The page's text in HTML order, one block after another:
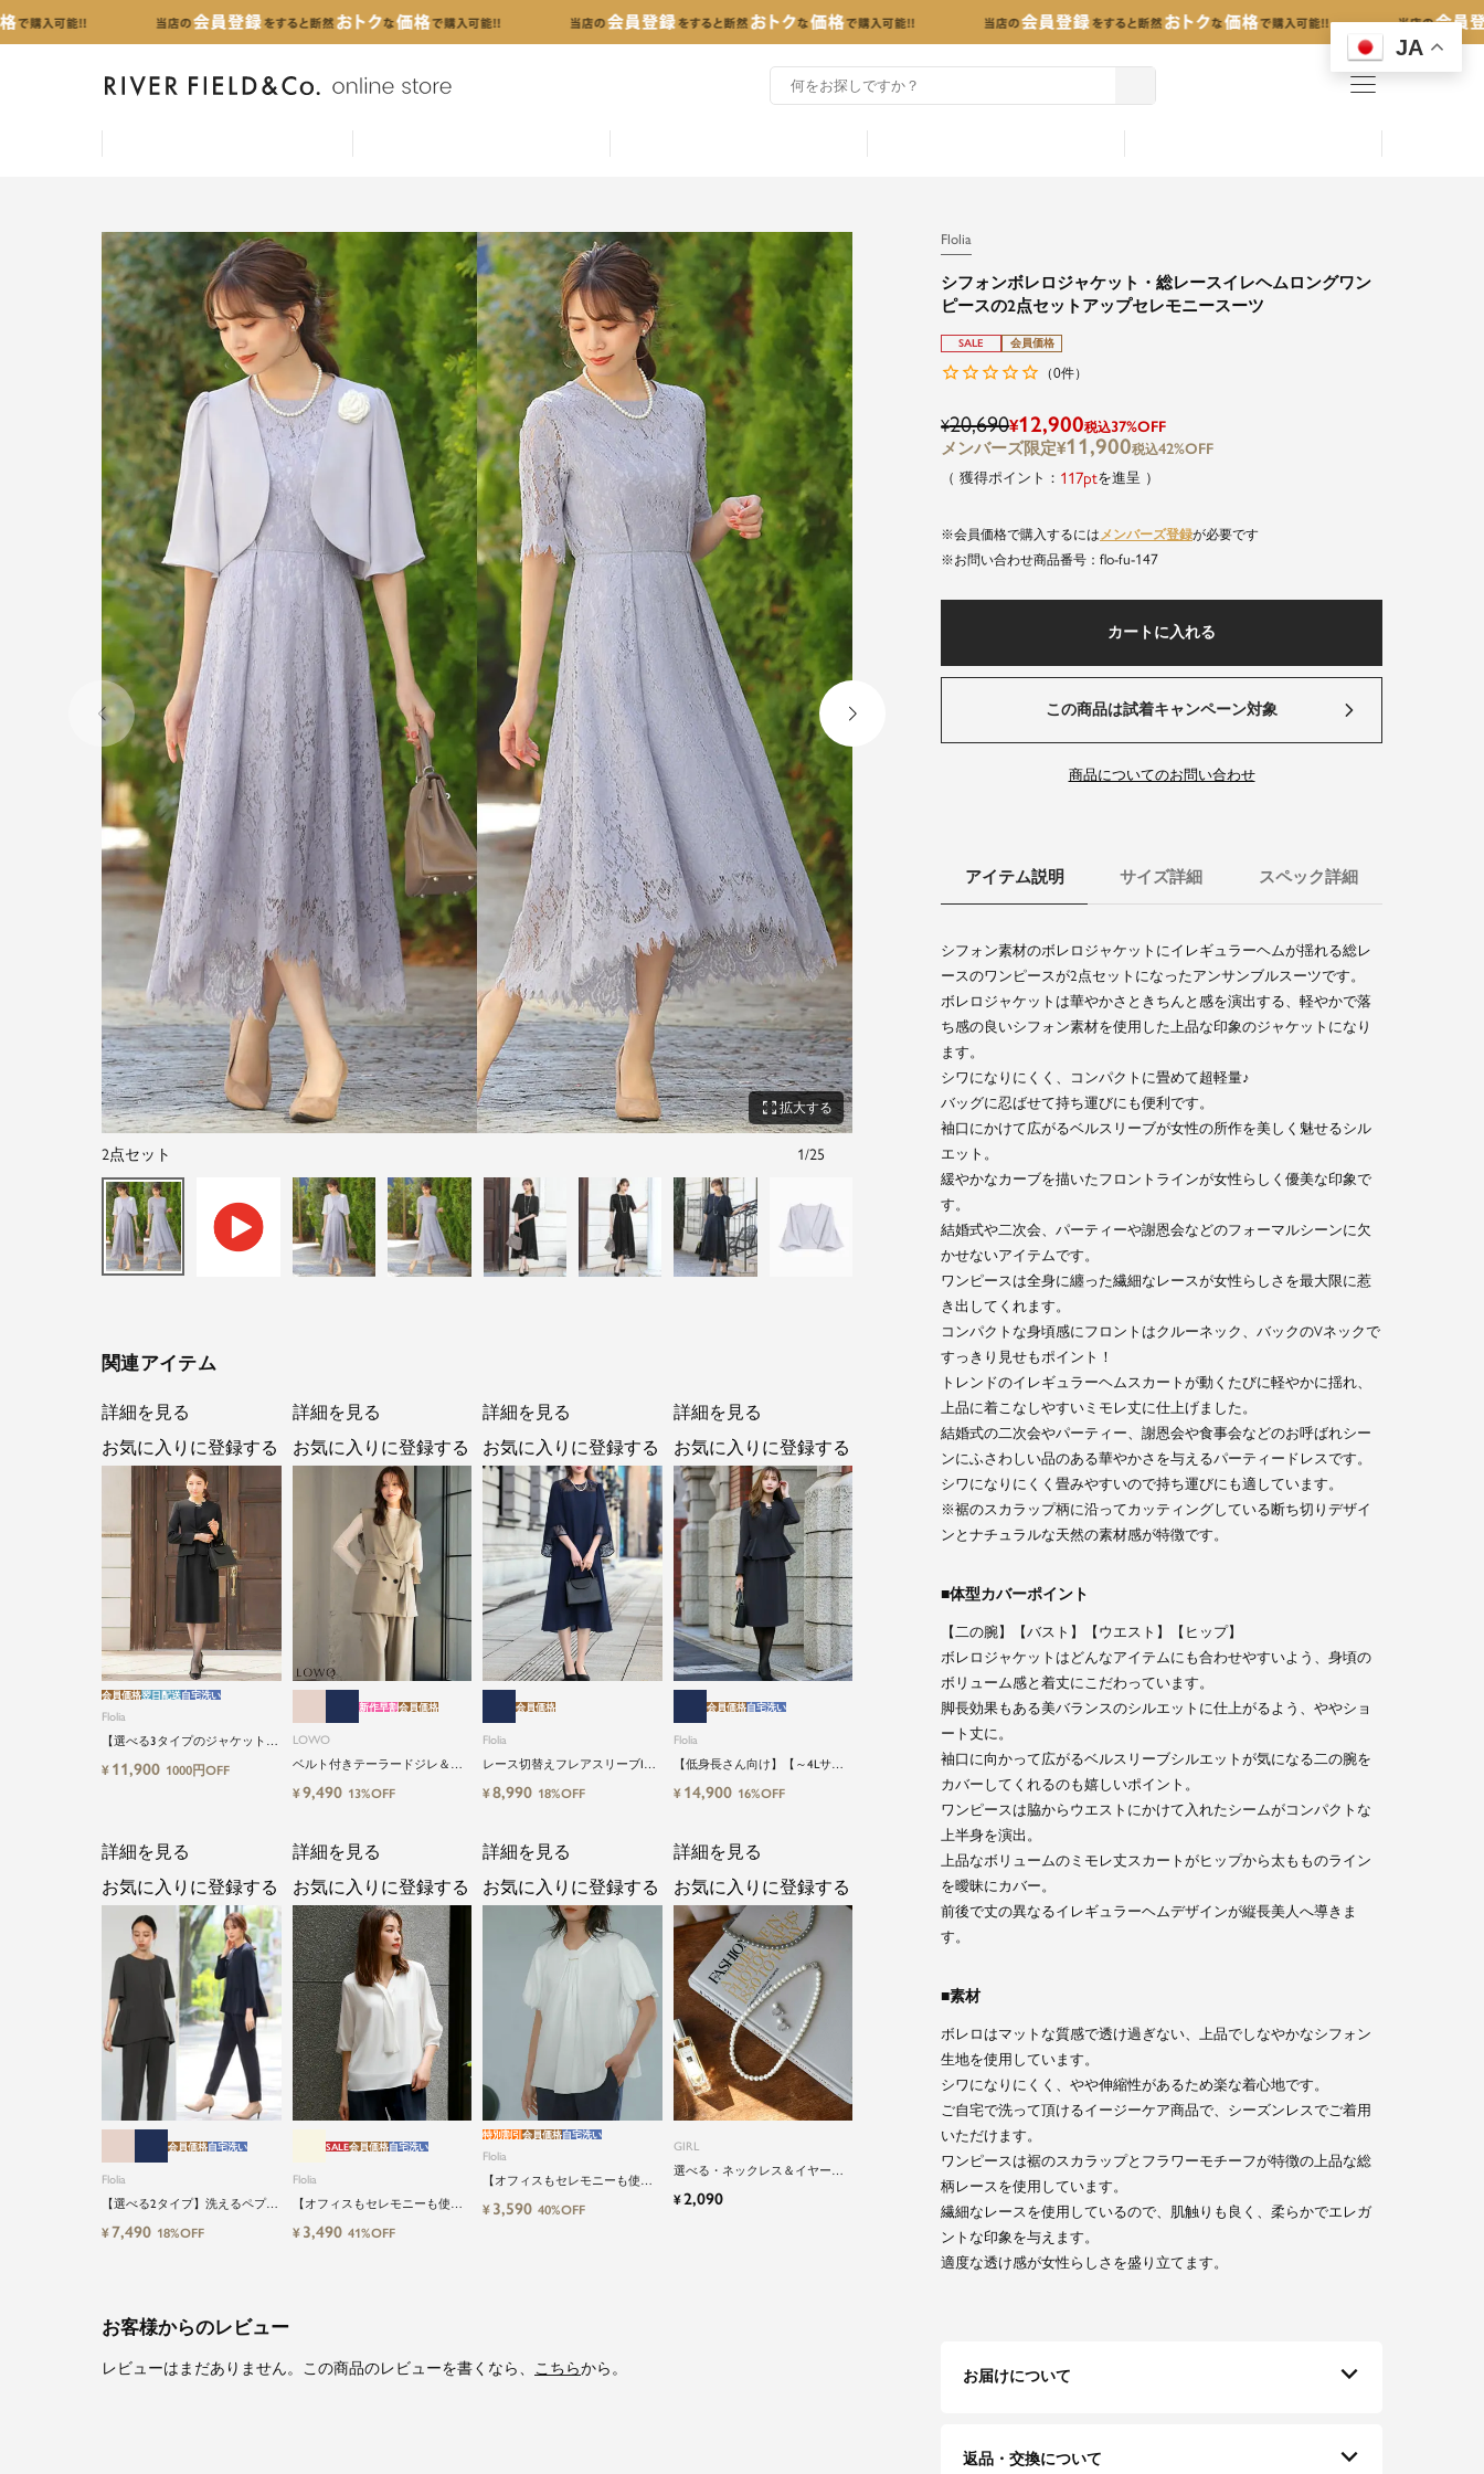
JA
menu
zoom_out_map 拡大する
2点セット 1/25
関連アイテム
Flolia
【選べる3タイプのジャケット＆
丈タイプ】洗える・ワンピース2
点セットアップセレモニースー
会員価格翌日配送自宅洗い
¥ 11,900 1000円OFF
詳細を見る
お気に入りに登録する
LOWO
ベルト付きテーラードジレ＆シ
アーインナーブラウス＆ロング
丈設計ワイドパンツ3点セットス
新作早割会員価格
¥9,490 13%OFF
詳細を見る
お気に入りに登録する
Flolia
レース切替えフレアスリーブIラ
インワンピース
会員価格
¥8,990 18%OFF
詳細を見る
お気に入りに登録する
Flolia
【低身長さん向け】【～4Lサイ
ズ】洗えるブラックフォーマル
スーツ2点セット
会員価格自宅洗い
¥ 14,900 16%OFF
詳細を見る
お気に入りに登録する
Flolia
【選べる2タイプ】洗えるペプラ
ムブラウス＆テーパードパンツ
のセットアップセレモニースー
会員価格自宅洗い
¥7,490 18%OFF
詳細を見る
お気に入りに登録する
Flolia
【オフィスもセレモニーも使え
る】洗えるVネックボウタイ風シ
フォン七分袖ビジネスブラウス
SALE会員価格自宅洗い
¥ 3,490 41%OFF
詳細を見る
お気に入りに登録する
Flolia
【オフィスもセレモニーも使え
る】洗えるパフスリーブボウタ
イ風ビジネスブラウス
特別割引 会員価格自宅洗い
¥ 3,590 40%OFF
詳細を見る
お気に入りに登録する
GIRL
選べる・ネックレス＆イヤーア
クセサリーのパールアクセサリ
ーセット
¥2,090
詳細を見る
お気に入りに登録する
お客様からのレビュー
レビューはまだありません。この商品のレビューを書くなら、 こちらから。
Flolia
シフォンボレロジャケット・総レースイレヘムロングワン
ピースの2点セットアップセレモニースーツ
SALE 会員価格
（0件）
¥20,690¥12,900税込37%OFF
¥11,900税込42%OFF
117 を進呈
会員価格で購入するには メンバーズ登録が必要です
商品番号
flo-fu-147
カートに入れる
この商品は試着キャンペーン対象
商品についてのお問い合わせ
アイテム説明 サイズ詳細 スペック詳細
シフォン素材のボレロジャケットにイレギュラーヘムが揺れる総レ
ースのワンピースが2点セットになったアンサンブルスーツです。
ボレロジャケットは華やかさときちんと感を演出する、軽やかで落
ち感の良いシフォン素材を使用した上品な印象のジャケットになり
ます。
シワになりにくく、コンパクトに畳めて超軽量♪
バッグに忍ばせて持ち運びにも便利です。
袖口にかけて広がるベルスリーブが女性の所作を美しく魅せるシル
エット。
緩やかなカーブを描いたフロントラインが女性らしく優美な印象で
す。
結婚式や二次会、パーティーや謝恩会などのフォーマルシーンに欠
かせないアイテムです。
ワンピースは全身に纏った繊細なレースが女性らしさを最大限に惹
き出してくれます。
コンパクトな身頃感にフロントはクルーネック、バックのVネックで
すっきり見せもポイント！
トレンドのイレギュラーヘムスカートが動くたびに軽やかに揺れ、
上品に着こなしやすいミモレ丈に仕上げました。
結婚式の二次会やパーティー、謝恩会や食事会などのお呼ばれシー
ンにふさわしい品のある華やかさを与えるパーティードレスです。
シワになりにくく畳みやすいので持ち運びにも適しています。
※裾のスカラップ柄に沿ってカッティングしている断ち切りデザイ
ンとナチュラルな天然の素材感が特徴です。
体型カバーポイント
【二の腕】【バスト】【ウエスト】【ヒップ】
ボレロジャケットはどんなアイテムにも合わせやすいよう、身頃の
ボリューム感と着丈にこだわっています。
脚長効果もある美バランスのシルエットに仕上がるよう、ややショ
ート丈に。
袖口に向かって広がるベルスリーブシルエットが気になる二の腕を
カバーしてくれるのも嬉しいポイント。
ワンピースは脇からウエストにかけて入れたシームがコンパクトな
上半身を演出。
上品なボリュームのミモレ丈スカートがヒップから太もものライン
を曖昧にカバー。
前後で丈の異なるイレギュラーヘムデザインが縦長美人へ導きま
す。
素材
ボレロはマットな質感で透け過ぎない、上品でしなやかなシフォン
生地を使用しています。
シワになりにくく、やや伸縮性があるため楽な着心地です。
ご自宅で洗って頂けるイージーケア商品で、シーズンレスでご着用
いただけます。
ワンピースは裾のスカラップとフラワーモチーフが特徴の上品な総
柄レースを使用しています。
繊細なレースを使用しているので、肌触りも良く、柔らかでエレガ
ントな印象を与えます。
適度な透け感が女性らしさを盛り立てます。
お届けについて
返品・交換について